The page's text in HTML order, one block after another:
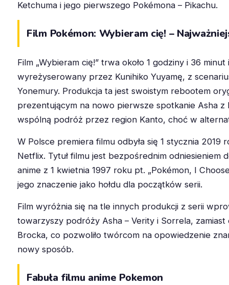
Ketchuma i jego pierwszego Pokémona – Pikachu.
Film Pokémon: Wybieram cię! –
Film „Wybieram cię!” trwa około 1 godziny i 36 minut
wyreżyserowany przez Kunihiko Yuyamę, z
Yonemury. Produkcja ta jest swoistym rebootem
prezentującym na nowo pierwsze spotkanie Asha z
wspólną podróż przez region Kanto, choć w
W Polsce premiera filmu odbyła się 1 stycznia 2019
Netflix. Tytuł filmu jest bezpośrednim odniesieniem
anime z 1 kwietnia 1997 roku pt. „Pokémon, I
jego znaczenie jako hołdu dla początków serii.
Film wyróżnia się na tle innych produkcji z serii
towarzyszy podróży Asha – Verity i Sorrela,
Brocka, co pozwoliło twórcom na opowiedzenie
nowy sposób.
Fabuła filmu anime Pokemon